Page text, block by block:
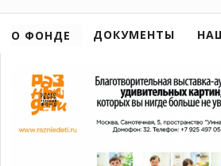
О ФОНДЕ ДОКУМЕНТЫ